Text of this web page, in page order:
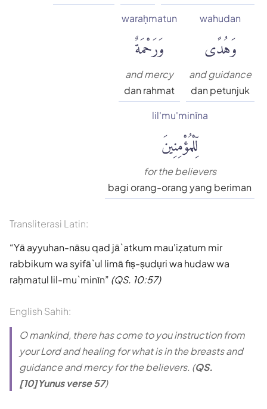
wahudan
وَهُدًى
and guidance
dan petunjuk
waraḥmatun
وَرَحْمَةٌ
and mercy
dan rahmat
lil'mu'minīna
لِّلْمُؤْمِنِينَ
for the believers
bagi orang-orang yang beriman
Transliterasi Latin:
Yā ayyuhan-nāsu qad jā`atkum mau'iẓatum mir
rabbikum wa syifā`ul limā fiṣ-ṣudụri wa hudaw wa
raḥmatul lil-mu`minīn (QS. 10:57)
English Sahih:
O mankind, there has come to you instruction from
your Lord and healing for what is in the breasts and
guidance and mercy for the believers. (QS.
[10]Yunus verse 57)